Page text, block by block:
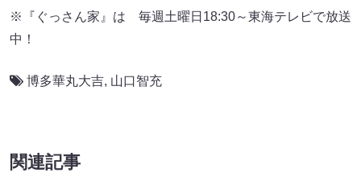
※『ぐっさん家』は 毎週土曜日18:30～東海テレビで放送
中！
博多華丸大吉, 山口智充
関連記事